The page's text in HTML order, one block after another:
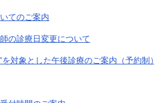
てのご案内
の診療日変更について
対象とした午後診療のご案内（予約制）